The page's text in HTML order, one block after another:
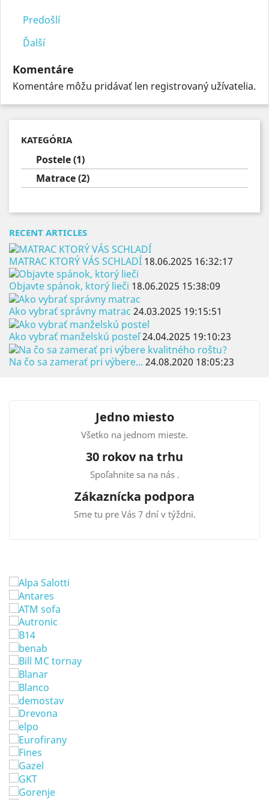
Predošlí
Ďalší
Komentáre
Komentáre môžu pridávať len registrovaný užívatelia.
KATEGÓRIA
Postele (1)
Matrace (2)
RECENT ARTICLES
MATRAC KTORÝ VÁS SCHLADÍ 18.06.2025 16:32:17
Objavte spánok, ktorý lieči 18.06.2025 15:38:09
Ako vybrať správny matrac 24.03.2025 19:15:51
Ako vybrať manželskú posteľ24.04.2025 19:10:23
Na čo sa zamerať pri výbere... 24.08.2020 18:05:23
Jedno miesto
Všetko na jednom mieste.
30 rokov na trhu
Spoľahnite sa na nás .
Zákaznícka podpora
Sme tu pre Vás 7 dní v týždni.